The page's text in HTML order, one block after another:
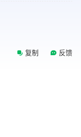
复制 反馈